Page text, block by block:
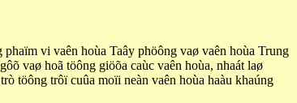
vi vaên hoùa Taây phöông vaø vaên hoùa Trung
vaø hoã töông giöõa caùc vaên hoùa, nhaát laø
töông trôï cuûa moïi neàn vaên hoùa haàu khaúng